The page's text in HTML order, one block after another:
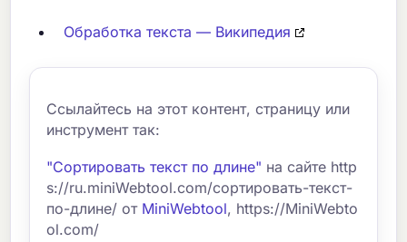
Обработка текста — Википедия
Ссылайтесь на этот контент, страницу или
инструмент так:
"Сортировать текст по длине" на сайте http
s://ru.miniWebtool.com/сортировать-текст-
по-длине/ от MiniWebtool, https://MiniWebto
ol.com/